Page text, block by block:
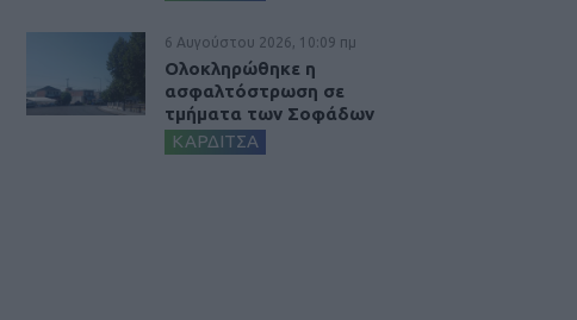
6 Αυγούστου 2026, 10:09 πμ
Ολοκληρώθηκε η
ασφαλτόστρωση σε
τμήματα των Σοφάδων
ΚΑΡΔΙΤΣΑ